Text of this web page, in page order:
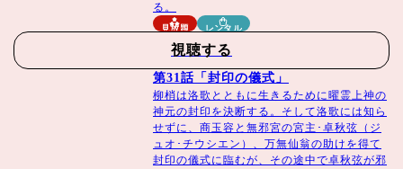
る。
見放題 レンタル
視聴する
第31話「封印の儀式」
柳梢は洛歌とともに生きるために曜霊上神の
神元の封印を決断する。そして洛歌には知ら
せずに、商玉容と無邪宮の宮主･卓秋弦（ジ
ュオ･チウシエン）、万無仙翁の助けを得て
封印の儀式に臨むが、その途中で卓秋弦が邪